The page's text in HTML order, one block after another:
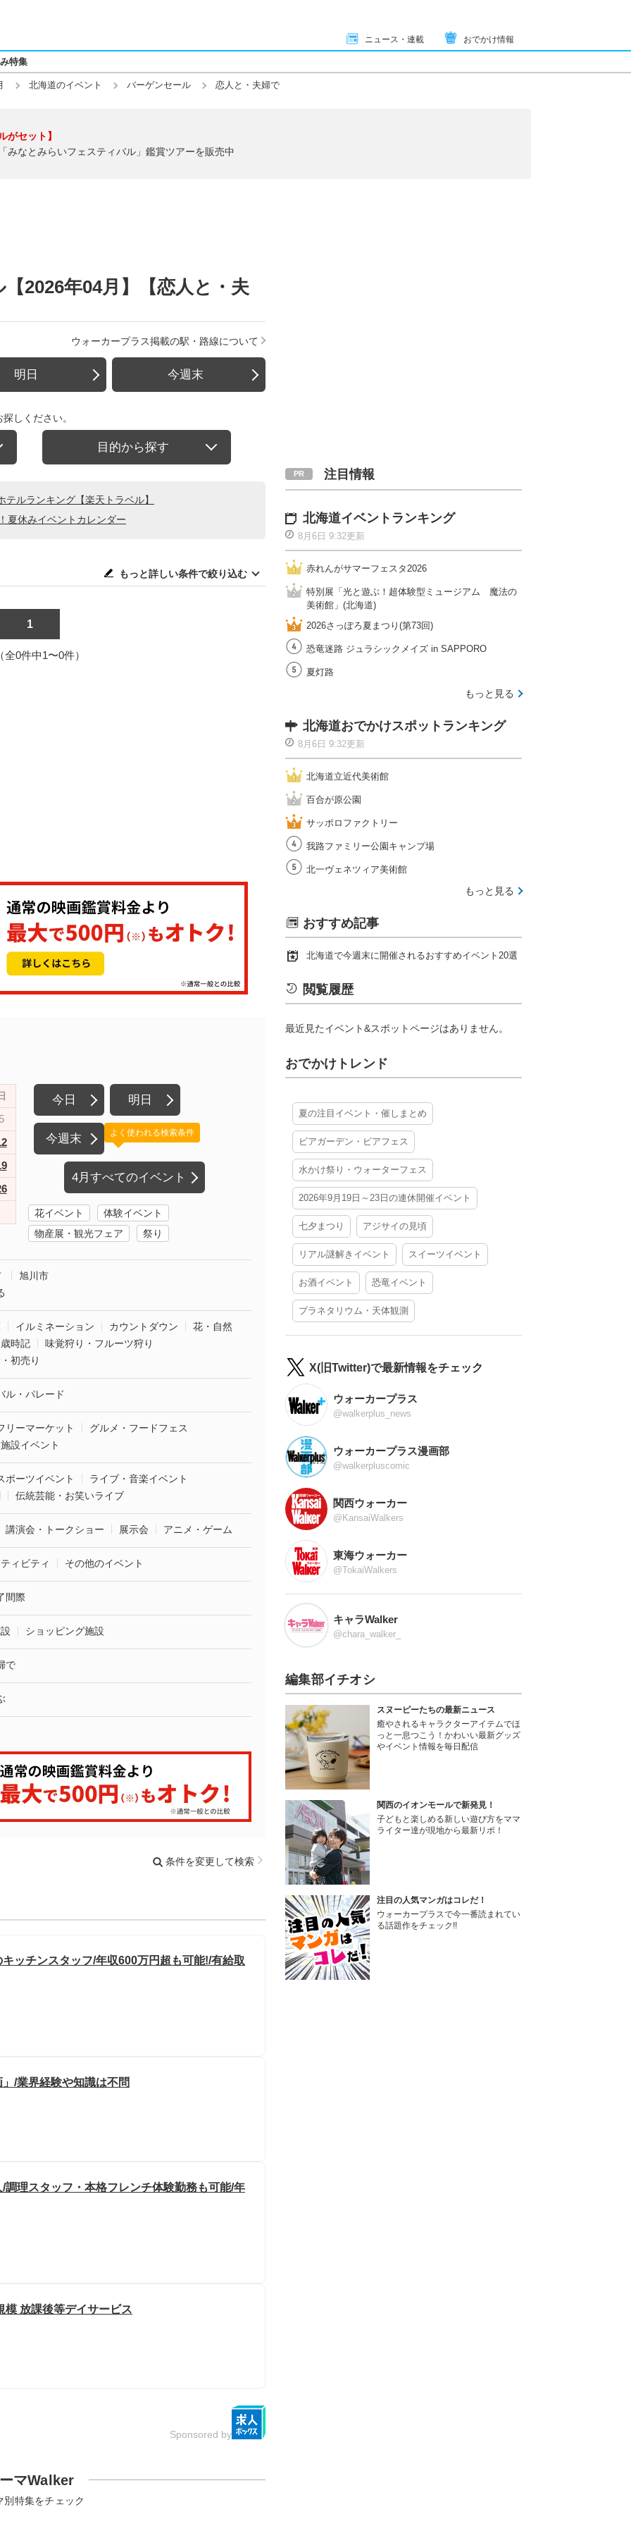
ニュース・連載 おでかけ情報
特集
北海道のイベント バーゲンセール 恋人と・夫婦で
がセット】
みなとみらいフェスティバル」鑑賞ツアーを販売中
2026年04月】【恋人と・夫
ウォーカープラス掲載の駅・路線について
明日 今週末
しください。
目的から探す
ルランキング【楽天トラベル】
夏休みイベントカレンダー
もっと詳しい条件で絞り込む
1
全0件中1〜0件）
今日 明日
今週末
4月すべてのイベント
よく使われる検索条件
花イベント
体験イベント
物産展・観光フェア
祭り
旭川市
イルミネーション カウントダウン
花・自然
時記
味覚狩り・フルーツ狩り
初売り
ル・パレード
リーマーケット
グルメ・フードフェス
設イベント
ポーツイベント
ライブ・音楽イベント
伝統芸能・お笑いライブ
講演会・トークショー 展示会 アニメ・ゲーム
ィビティ その他のイベント
間際
ショッピング施設
で
条件を変更して検索
ッチンスタッフ/年収600万円超も可能!/有給取
/業界経験や知識は不問
理スタッフ・本格フレンチ体験勤務も可能/年
模 放課後等デイサービス
Sponsored by
マWalker
別特集をチェック
注目情報
北海道イベントランキング
8月6日 9:32更新
赤れんがサマーフェスタ2026
特別展「光と遊ぶ！超体験型ミュージアム 魔法の
美術館」(北海道)
2026さっぽろ夏まつり(第73回)
恐竜迷路 ジュラシックメイズ in SAPPORO
夏灯路
もっと見る
北海道おでかけスポットランキング
8月6日 9:32更新
北海道立近代美術館
百合が原公園
サッポロファクトリー
我路ファミリー公園キャンプ場
北一ヴェネツィア美術館
もっと見る
おすすめ記事
北海道で今週末に開催されるおすすめイベント20選
閲覧履歴
最近見たイベント&スポットページはありません。
おでかけトレンド
夏の注目イベント・催しまとめ
ビアガーデン・ビアフェス
水かけ祭り・ウォーターフェス
2026年9月19日～23日の連休開催イベント
七夕まつり アジサイの見頃
リアル謎解きイベント スイーツイベント
お酒イベント 恐竜イベント
プラネタリウム・天体観測
X(旧Twitter)で最新情報をチェック
ウォーカープラス
@walkerplus_news
ウォーカープラス漫画部
@walkerpluscomic
関西ウォーカー
@KansaiWalkers
東海ウォーカー
@TokaiWalkers
キャラWalker
@chara_walker_
編集部イチオシ
スヌーピーたちの最新ニュース
癒やされるキャラクターアイテムでほ
っと一息つこう！かわいい最新グッズ
やイベント情報を毎日配信
関西のイオンモールで新発見！
子どもと楽しめる新しい遊び方をママ
ライター達が現地から最新リポ！
注目の人気マンガはコレだ！
ウォーカープラスで今一番読まれてい
る話題作をチェック!!